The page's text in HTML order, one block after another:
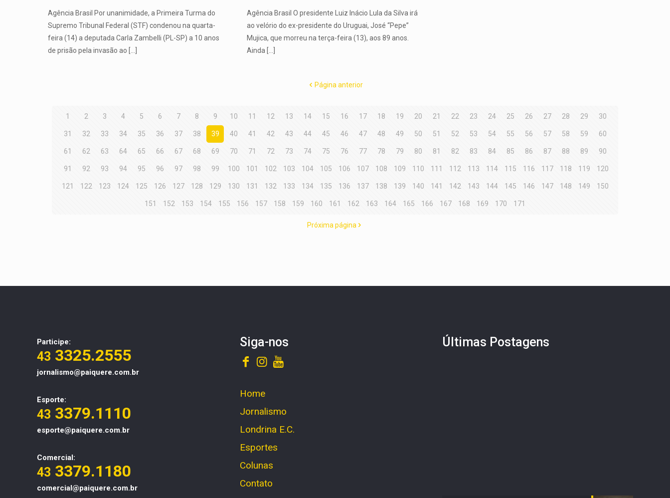
Agência Brasil Por unanimidade, a Primeira Turma do
Supremo Tribunal Federal (STF) condenou na quarta-
feira (14) a deputada Carla Zambelli (PL-SP) a 10 anos
de prisão pela invasão ao
Agência Brasil O presidente Luiz Inácio Lula da Silva irá
ao velório do ex-presidente do Uruguai, José “Pepe”
Mujica, que morreu na terça-feira (13), aos 89 anos.
Ainda
Página anterior
1 2 3 4 5 6 7 8 9 10 11 12 13 14 15 16 17 18 19 20 21 22 23 24 25 26 27 28 29 30
31 32 33 34 35 36 37 38 39 40 41 42 43 44 45 46 47 48 49 50 51 52 53 54 55 56 57 58 59 60
61 62 63 64 65 66 67 68 69 70 71 72 73 74 75 76 77 78 79 80 81 82 83 84 85 86 87 88 89 90
91 92 93 94 95 96 97 98 99 100 101 102 103 104 105 106 107 108 109 110 111 112 113 114 115 116 117 118 119 120
121 122 123 124 125 126 127 128 129 130 131 132 133 134 135 136 137 138 139 140 141 142 143 144 145 146 147 148 149 150
151 152 153 154 155 156 157 158 159 160 161 162 163 164 165 166 167 168 169 170 171
Próxima página
Participe:
43 3325.2555
jornalismo@paiquere.com.br
Esporte:
43 3379.1110
esporte@paiquere.com.br
Comercial:
43 3379.1180
comercial@paiquere.com.br
Siga-nos
Home
Jornalismo
Londrina E.C.
Esportes
Colunas
Contato
Últimas Postagens